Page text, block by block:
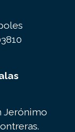
Jerónimo